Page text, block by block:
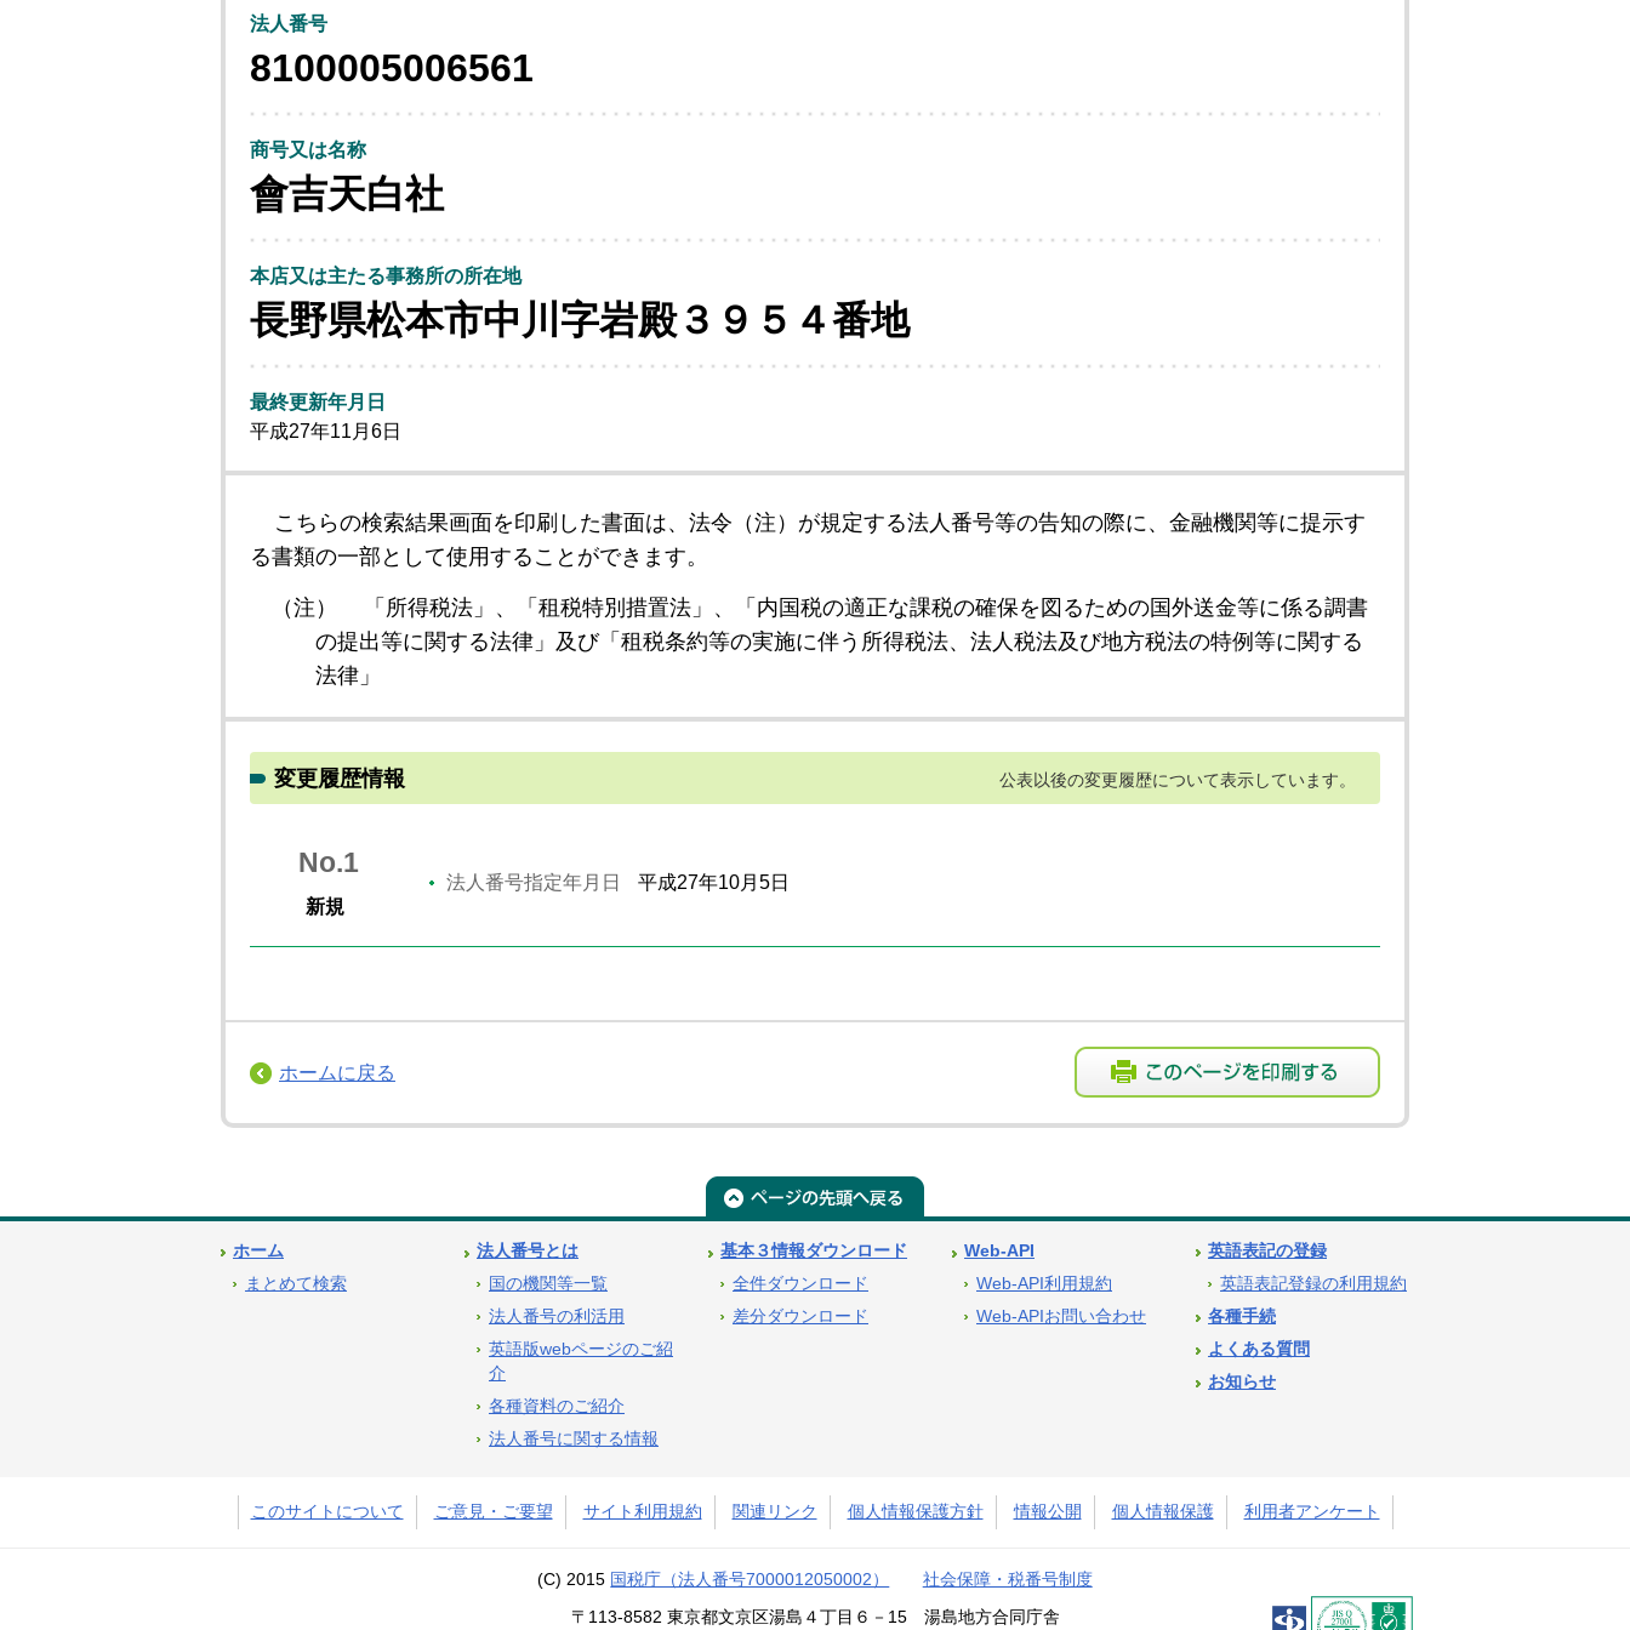
法人番号
8100005006561
商号又は名称
會吉天白社
本店又は主たる事務所の所在地
長野県松本市中川字岩殿３９５４番地
最終更新年月日
平成27年11月6日
こちらの検索結果画面を印刷した書面は、法令（注）が規定する法人番号等の告知の際に、金融機関等に提示す
る書類の一部として使用することができます。
（注）
「所得税法」、「租税特別措置法」、「内国税の適正な課税の確保を図るための国外送金等に係る調書
の提出等に関する法律」及び「租税条約等の実施に伴う所得税法、法人税法及び地方税法の特例等に関する
法律」
変更履歴情報 公表以後の変更履歴について表示しています。
No.1
新規
法人番号指定年月日 平成27年10月5日
ホームに戻る
ホーム
まとめて検索
法人番号とは
国の機関等一覧
法人番号の利活用
英語版webページのご紹
介
各種資料のご紹介
法人番号に関する情報
基本３情報ダウンロード
全件ダウンロード
差分ダウンロード
Web-API
Web-API利用規約
Web-APIお問い合わせ
英語表記の登録
英語表記登録の利用規約
各種手続
よくある質問
お知らせ
このサイトについて ご意見・ご要望 サイト利用規約 関連リンク 個人情報保護方針 情報公開 個人情報保護 利用者アンケート
(C) 2015 国税庁（法人番号7000012050002） 社会保障・税番号制度
〒113-8582 東京都文京区湯島４丁目６－15 湯島地方合同庁舎